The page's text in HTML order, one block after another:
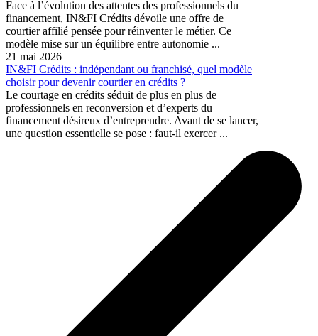
Face à l’évolution des attentes des professionnels du
financement, IN&FI Crédits dévoile une offre de
courtier affilié pensée pour réinventer le métier. Ce
modèle mise sur un équilibre entre autonomie ...
21 mai 2026
IN&FI Crédits : indépendant ou franchisé, quel modèle
choisir pour devenir courtier en crédits ?
Le courtage en crédits séduit de plus en plus de
professionnels en reconversion et d’experts du
financement désireux d’entreprendre. Avant de se lancer,
une question essentielle se pose : faut-il exercer ...